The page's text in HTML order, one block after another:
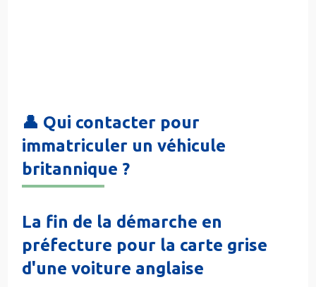
👤 Qui contacter pour
immatriculer un véhicule
britannique ?
La fin de la démarche en
préfecture pour la carte grise
d'une voiture anglaise